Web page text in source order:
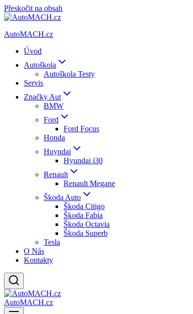
Přeskočit na obsah
AutoMACH.cz
Úvod
Autoškola
Autoškola Testy
Servis
Značky Aut
BMW
Ford
Ford Focus
Honda
Huyndai
Hyundai i30
Renault
Renault Megane
Škoda Auto
Škoda Citigo
Škoda Fabia
Škoda Octavia
Škoda Superb
Tesla
O Nás
Kontakty
AutoMACH.cz